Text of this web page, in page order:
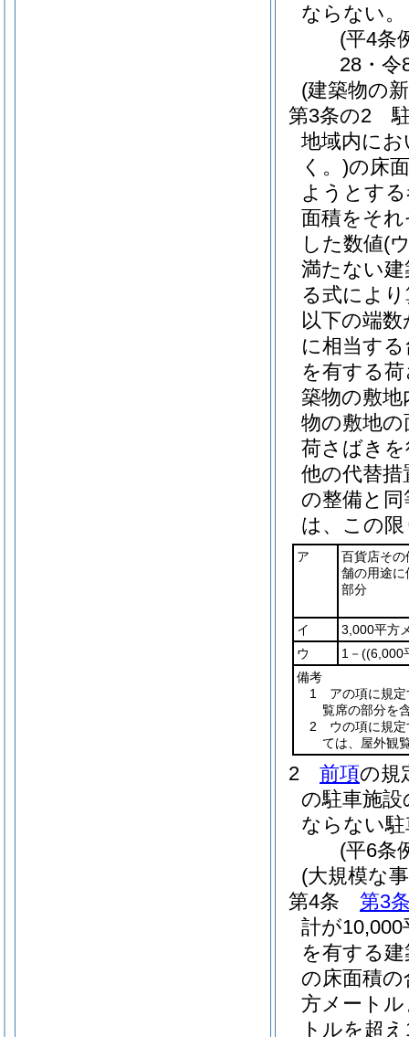
ならない。
(平4条
28・令
(建築物の
第3条の2
地域内に
く。)の床
ようとす
面積をそ
した数値(
満たない
る式によ
以下の端
に相当す
を有する
築物の敷
物の敷地
荷さばき
他の代替
の整備と
は、この
ア
百貨店その
舗の用途に
部分
イ
3,000平方
ウ
1－ ((6,000
備考
1 アの項に規定
覧席の部分を
2 ウの項に規定
ては、屋外観
2 前項の規
の駐車施
ならない
(平6条
(大規模な
第4条
第3
計が
を有する
の床面積
方メート
トルを超